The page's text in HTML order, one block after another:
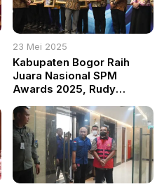
23 Mei 2025
Kabupaten Bogor Raih
Juara Nasional SPM
Awards 2025, Rudy
Terbaik untuk Rakyat